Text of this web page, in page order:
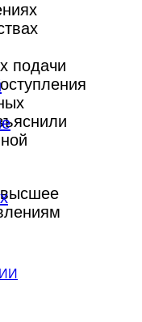
подачи